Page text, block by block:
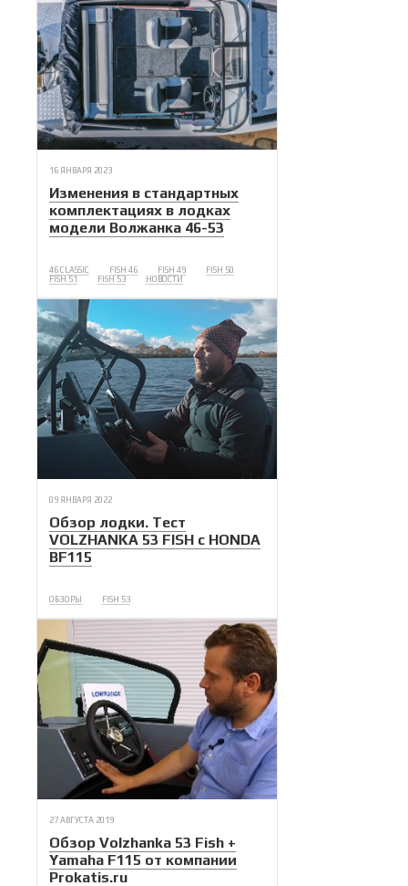
16 ЯНВАРЯ 2023
Изменения в стандартных
комплектациях в лодках
модели Волжанка 46-53
46 CLASSIC FISH 46 FISH 49
FISH 50
FISH 51
FISH 53 НОВОСТИ
09 ЯНВАРЯ 2022
Обзор лодки. Тест
VOLZHANKA 53 FISH с HONDA
BF115
ОБЗОРЫ FISH 53
27 АВГУСТА 2019
Обзор Volzhanka 53 Fish +
Yamaha F115 от компании
Prokatis.ru